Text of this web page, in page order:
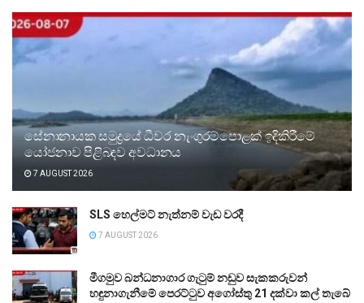
සේනානායක සමුද්‍රයේ ධීවර නැංගුරම්පොළක් ඉදිකිරීමේ
යෝජනාව පිළිබඳව අවධානය
7 AUGUST 2026
SLS හෙල්මට් නැත්නම් වැඩ වරදී
7 AUGUST 2026
මීගමුව බන්ධනාගාර ගැටුම් නඩුව සැකකරුවන්
හඳුනාගැනීමේ පෙරට්ටුව අගෝස්තු 21 දක්වා කල් තැබේ